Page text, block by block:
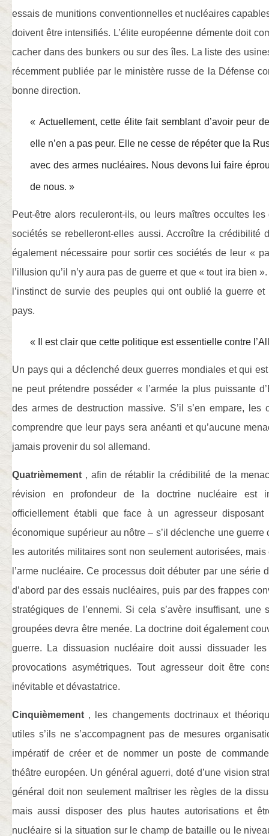
essais de munitions conventionnelles et nucléaires
doivent être intensifiés. L’élite européenne démente doit
cacher dans des bunkers ou sur des îles. La liste des
récemment publiée par le ministère russe de la Défense
bonne direction.
« Actuellement, cette élite fait semblant d’avoir peur
elle n’en a pas peur. Elle ne cesse de répéter que la
avec des armes nucléaires. Nous devons lui faire
de nous. »
Peut-être alors reculeront-ils, ou leurs maîtres occultes
sociétés se rebelleront-elles aussi. Accroître la crédibilité
également nécessaire pour sortir ces sociétés de leur «
l’illusion qu’il n’y aura pas de guerre et que « tout ira bien
l’instinct de survie des peuples qui ont oublié la guerre
pays.
« Il est clair que cette politique est essentielle contre
Un pays qui a déclenché deux guerres mondiales et qui
ne peut prétendre posséder « l’armée la plus puissante
des armes de destruction massive. S’il s’en empare, les
comprendre que leur pays sera anéanti et qu’aucune
jamais provenir du sol allemand.
Quatrièmement , afin de rétablir la crédibilité de la
révision en profondeur de la doctrine nucléaire est
officiellement établi que face à un agresseur disposant
économique supérieur au nôtre – s’il déclenche une
les autorités militaires sont non seulement autorisées,
l’arme nucléaire. Ce processus doit débuter par une série
d’abord par des essais nucléaires, puis par des frappes
stratégiques de l’ennemi. Si cela s’avère insuffisant, une
groupées devra être menée. La doctrine doit également
guerre. La dissuasion nucléaire doit aussi dissuader
provocations asymétriques. Tout agresseur doit être
inévitable et dévastatrice.
Cinquièmement , les changements doctrinaux et
utiles s’ils ne s’accompagnent pas de mesures
impératif de créer et de nommer un poste de
théâtre européen. Un général aguerri, doté d’une vision
général doit non seulement maîtriser les règles de la
mais aussi disposer des plus hautes autorisations et
nucléaire si la situation sur le champ de bataille ou le